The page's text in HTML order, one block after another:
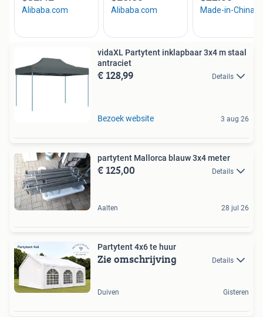
vidaXL Partytent inklapbaar 3x4 m staal
antraciet
€ 128,99 Details
Bezoek website 3 aug 26
partytent Mallorca blauw 3x4 meter
€ 125,00 Details
Aalten 28 jul 26
Partytent 4x6 te huur
Zie omschrijving Details
Duiven Gisteren